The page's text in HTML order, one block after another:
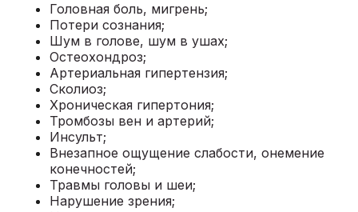
Головная боль, мигрень;
Потери сознания;
Шум в голове, шум в ушах;
Остеохондроз;
Артериальная гипертензия;
Сколиоз;
Хроническая гипертония;
Тромбозы вен и артерий;
Инсульт;
Внезапное ощущение слабости, онемение
конечностей;
Травмы головы и шеи;
Нарушение зрения;